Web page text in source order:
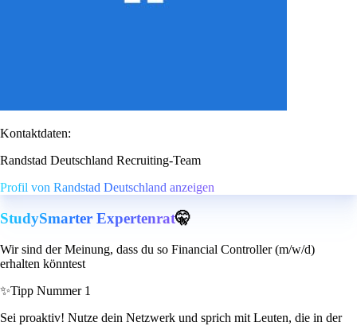
Kontaktdaten:
Randstad Deutschland Recruiting-Team
Profil von Randstad Deutschland anzeigen
StudySmarter Expertenrat🤫
Wir sind der Meinung, dass du so Financial Controller (m/w/d)
erhalten könntest
✨Tipp Nummer 1
Sei proaktiv! Nutze dein Netzwerk und sprich mit Leuten, die in der